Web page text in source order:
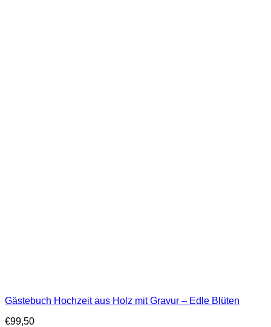
Gästebuch Hochzeit aus Holz mit Gravur – Edle Blüten
€99,50